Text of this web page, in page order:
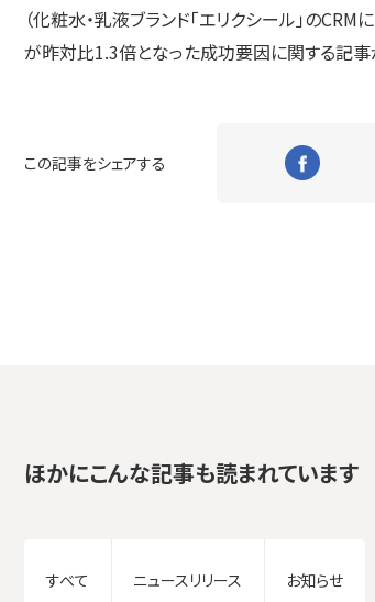
（化粧水・乳液ブランド「エリクシール」の
が昨対比1.3倍となった成功要因に関する記事
この記事をシェアする
ほかにこんな記事も読まれています
すべて ニュースリリース お知らせ